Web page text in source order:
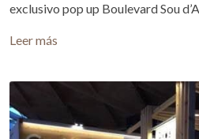
exclusivo pop up Boulevard Sou
Leer más